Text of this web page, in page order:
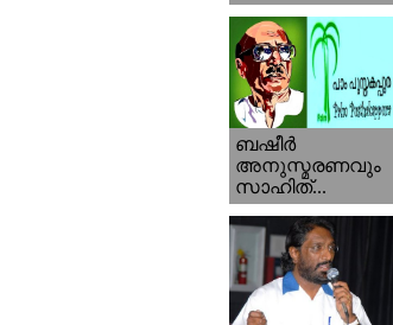
ബഷീര്‍
അനുസ്മരണവും
സാഹിത്...